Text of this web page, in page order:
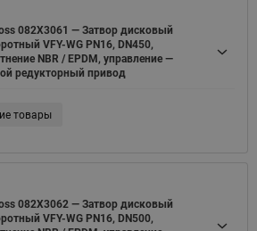
082X3061 — Затвор дисковый
VFY-WG PN16, DN450,
NBR / EPDM, управление —
редукторный привод
товары
082X3062 — Затвор дисковый
VFY-WG PN16, DN500,